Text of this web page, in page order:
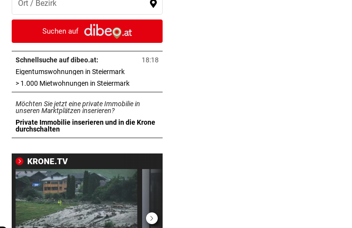
Regiestar: „Jeder will von mir ein
Erfolgsrezept“
vor einer Stunde
Lokalmatadorin und Tirol-
Youngster mit Sensation
IN PARIS VERHAFTET vor einer Stunde
Steirer (68) hatte zehn Kilogramm
Kokain im Koffer
EU-MANDATAR ZU CEUTA: vor einer Stunde
„Etwas wie 2015 wird Europa nicht
WETTER IN ÖSTERREICH vor einer Stunde
Hier kann es heute Nacht
ordentlich gewittern
RED BULL SALZBURG/WAC vor 2 Stunden
Suchen auf
Schnellsuche auf dibeo.at:
18:18
Eigentumswohnungen in Steiermarkin neuem Tab öffnen
> 1.000 Mietwohnungen in Steiermarkin neuem Tab öffnen
Möchten Sie jetzt eine private Immobilie in
unseren Marktplätzen inserieren?
Private Immobilie inserieren und in die Krone
durchschalten
in neuem Tab öffnen
KRONE.TV